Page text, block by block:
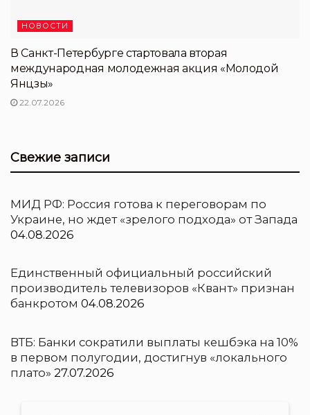
НОВОСТИ
В Санкт-Петербурге стартовала вторая
международная молодежная акция «Молодой
Янцзы»
22.07.2026
Свежие записи
МИД РФ: Россия готова к переговорам по
Украине, но ждет «зрелого подхода» от Запада
04.08.2026
Единственный официальный российский
производитель телевизоров «Квант» признан
банкротом 04.08.2026
ВТБ: Банки сократили выплаты кешбэка на 10%
в первом полугодии, достигнув «локального
плато» 27.07.2026